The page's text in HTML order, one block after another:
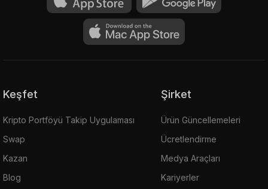
Keşfet
Kripto Portföyü Takip Uygulaması
Swap
Kazan
Blog
Şirket
Ürün Güncellemeleri
Ücretlendirme
Medya Araçları
Kariyerler